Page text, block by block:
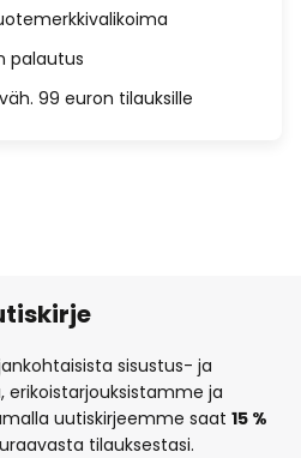
palautus
99 euron tilauksille
sisustus- ja
erikoistarjouksistamme ja
uutiskirjeemme saat 15 %
tilauksestasi.